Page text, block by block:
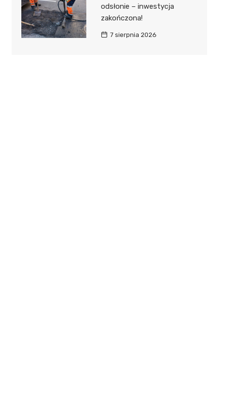
odsłonie – inwestycja
zakończona!
7 sierpnia 2026